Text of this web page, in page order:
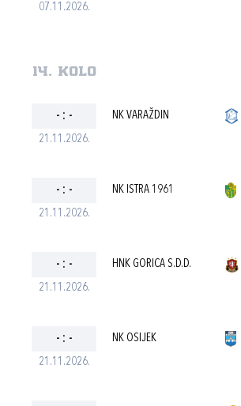
07.11.2026.
14. kolo
21.11.2026.
- : - NK VARAŽDIN
21.11.2026.
- : - NK ISTRA 1961
21.11.2026.
- : - HNK GORICA S.D.D.
21.11.2026.
- : - NK OSIJEK